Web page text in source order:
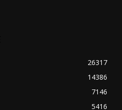
26317
14386
7146
5416